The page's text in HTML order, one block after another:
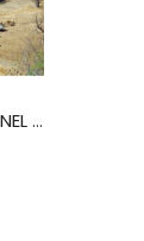
LE GNOKHOLO TRADITIONNEL Géographie – Histoire – Culture – Economie. Monographie d’une ancienne province du Sénégal